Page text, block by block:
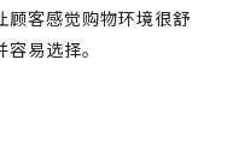
顾客感觉购物环境很舒
易选择。